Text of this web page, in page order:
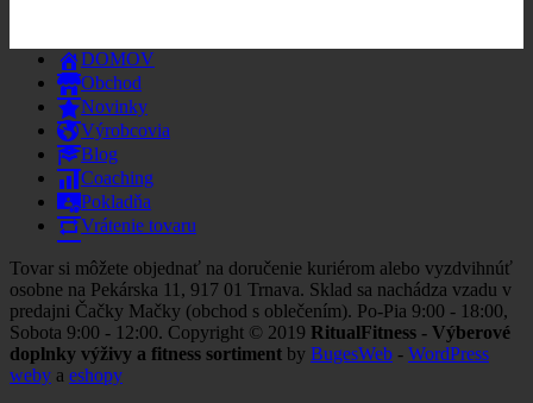
DOMOV
Obchod
Novinky
Výrobcovia
Blog
Coaching
Pokladňa
Vrátenie tovaru
Tovar si môžete objednať na doručenie kuriérom alebo vyzdvihnúť
osobne na Pekárska 11, 917 01 Trnava. Sklad sa nachádza vzadu v
predajni Čačky Mačky (obchod s oblečením). Po-Pia 9:00 - 18:00,
Sobota 9:00 - 12:00. Copyright © 2019 RitualFitness - Výberové
doplnky výživy a fitness sortiment by BugesWeb - WordPress
weby a eshopy